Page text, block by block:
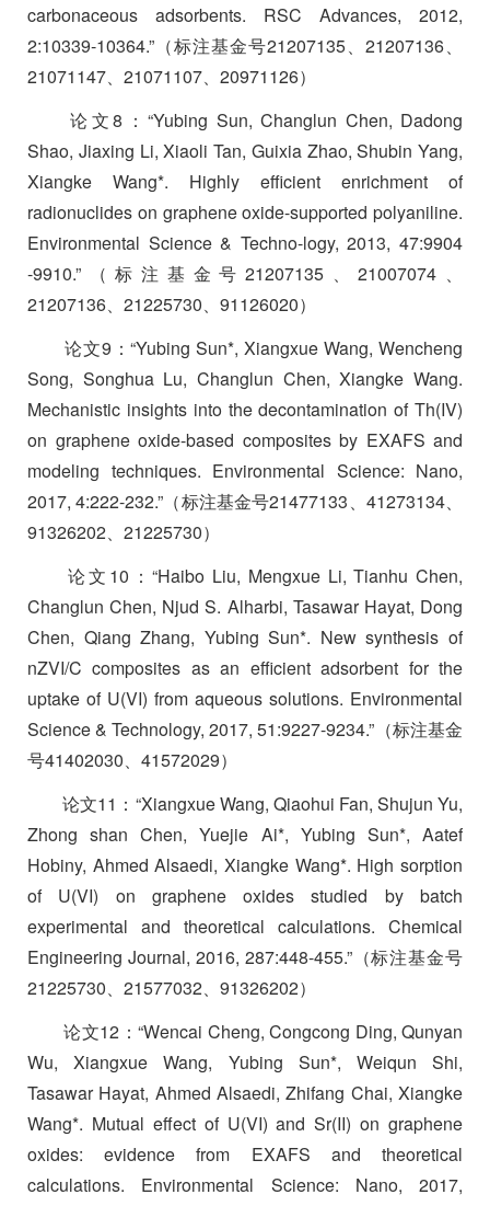
carbonaceous adsorbents. RSC Advances, 2012,
2:10339-10364.” （标注基金号21207135、 21207136、
21071147、 21071107、 20971126）
论文8 ： “Yubing Sun, Changlun Chen, Dadong
Shao, Jiaxing Li, Xiaoli Tan, Guixia Zhao, Shubin Yang,
Xiangke Wang*. Highly efficient enrichment of
radionuclides on graphene oxide-supported polyaniline.
Environmental Science & Techno-logy, 2013, 47:9904
-9910.” （标注基金号 21207135、21007074 、
21207136、 21225730、 91126020）
论文9 ：“Yubing Sun*, Xiangxue Wang, Wencheng
Song, Songhua Lu, Changlun Chen, Xiangke Wang.
Mechanistic insights into the decontamination of Th(IV)
on graphene oxide-based composites by EXAFS and
modeling techniques. Environmental Science: Nano,
2017, 4:222-232.” （标注基金号21477133、 41273134、
91326202、 21225730）
论文 10 ：“Haibo Liu, Mengxue Li, Tianhu Chen,
Changlun Chen, Njud S. Alharbi, Tasawar Hayat, Dong
Chen, Qiang Zhang, Yubing Sun*. New synthesis of
nZVI/C composites as an efficient adsorbent for the
uptake of U(VI) from aqueous solutions. Environmental
Science & Technology, 2017, 51:9227-9234.” （标注基金
号41402030、 41572029）
论文11 ： “Xiangxue Wang, Qiaohui Fan, Shujun Yu,
Zhong shan Chen, Yuejie Ai*, Yubing Sun*, Aatef
Hobiny, Ahmed Alsaedi, Xiangke Wang*. High sorption
of U(VI) on graphene oxides studied by batch
experimental and theoretical calculations. Chemical
Engineering Journal, 2016, 287:448-455.”（标注基金号
21225730、 21577032、 91326202）
论文12 ： “Wencai Cheng, Congcong Ding, Qunyan
Wu, Xiangxue Wang, Yubing Sun*, Weiqun Shi,
Tasawar Hayat, Ahmed Alsaedi, Zhifang Chai, Xiangke
Wang*. Mutual effect of U(VI) and Sr(II) on graphene
oxides: evidence from EXAFS and theoretical
calculations. Environmental Science: Nano, 2017,